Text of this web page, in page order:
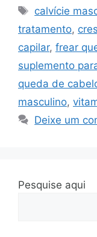
Tags
calvície
tratamento,
capilar, frear
suplemento
queda de
masculino,
Deixe um
Pesquise aqui